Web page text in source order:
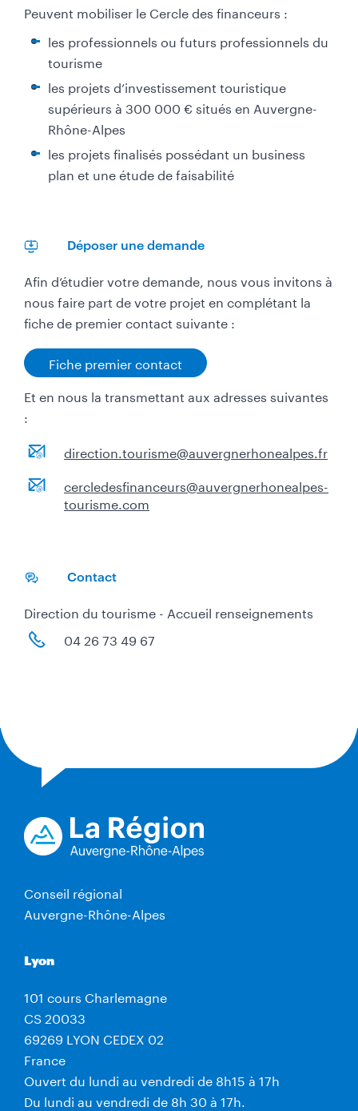
Peuvent mobiliser le Cercle des financeurs :
les professionnels ou futurs professionnels du
tourisme
les projets d’investissement touristique
supérieurs à 300 000 € situés en Auvergne-
Rhône-Alpes
les projets finalisés possédant un business
plan et une étude de faisabilité
Déposer une demande
Afin d’étudier votre demande, nous vous invitons à
nous faire part de votre projet en complétant la
fiche de premier contact suivante :
Fiche premier contact
Et en nous la transmettant aux adresses suivantes
:
direction.tourisme@auvergnerhonealpes.fr
cercledesfinanceurs@auvergnerhonealpes-
tourisme.com
Contact
Direction du tourisme - Accueil renseignements
04 26 73 49 67
Conseil régional
Auvergne-Rhône-Alpes
Lyon
101 cours Charlemagne
CS 20033
69269 LYON CEDEX 02
France
Ouvert du lundi au vendredi de 8h15 à 17h
Du lundi au vendredi de 8h 30 à 17h.